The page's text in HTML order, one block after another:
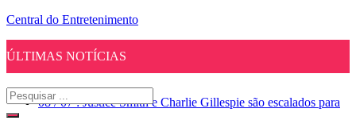
Central do Entretenimento
ÚLTIMAS NOTÍCIAS
08 / 07 : Justice Smith e Charlie Gillespie são escalados para